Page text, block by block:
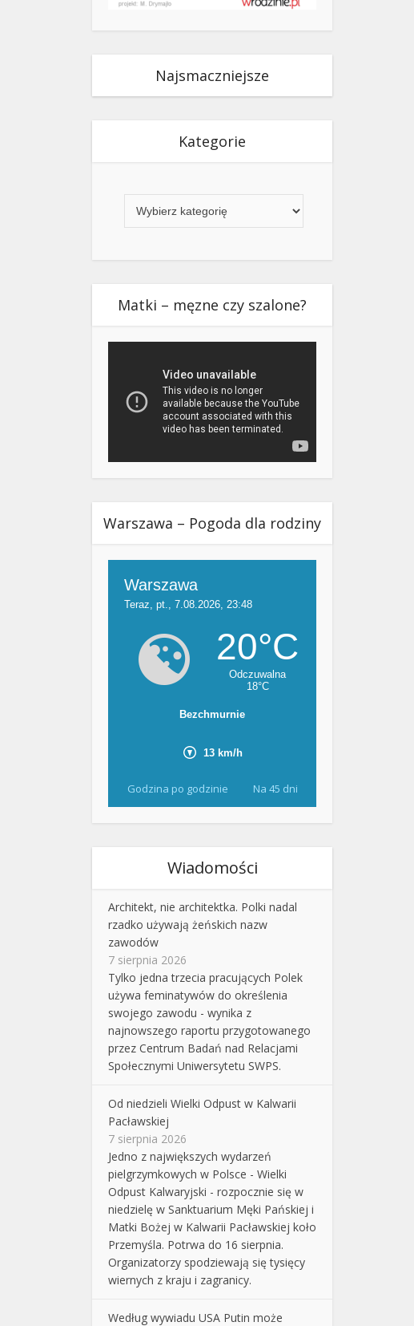
Najsmaczniejsze
Kategorie
Matki – męzne czy szalone?
Warszawa – Pogoda dla rodziny
Godzina po godzinie Na 45 dni
Wiadomości
Architekt, nie architektka. Polki nadal
rzadko używają żeńskich nazw
zawodów
7 sierpnia 2026
Tylko jedna trzecia pracujących Polek
używa feminatywów do określenia
swojego zawodu - wynika z
najnowszego raportu przygotowanego
przez Centrum Badań nad Relacjami
Społecznymi Uniwersytetu SWPS.
Od niedzieli Wielki Odpust w Kalwarii
Pacławskiej
7 sierpnia 2026
Jedno z największych wydarzeń
pielgrzymkowych w Polsce - Wielki
Odpust Kalwaryjski - rozpocznie się w
niedzielę w Sanktuarium Męki Pańskiej i
Matki Bożej w Kalwarii Pacławskiej koło
Przemyśla. Potrwa do 16 sierpnia.
Organizatorzy spodziewają się tysięcy
wiernych z kraju i zagranicy.
Według wywiadu USA Putin może